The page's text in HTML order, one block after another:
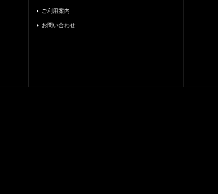
ご利用案内
お問い合わせ